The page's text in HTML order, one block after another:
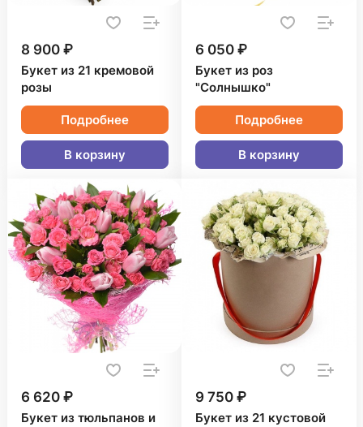
8 900 ₽
Букет из 21 кремовой
розы
Подробнее
В корзину
6 050 ₽
Букет из роз
"Солнышко"
Подробнее
В корзину
6 620 ₽
Букет из тюльпанов и
9 750 ₽
Букет из 21 кустовой